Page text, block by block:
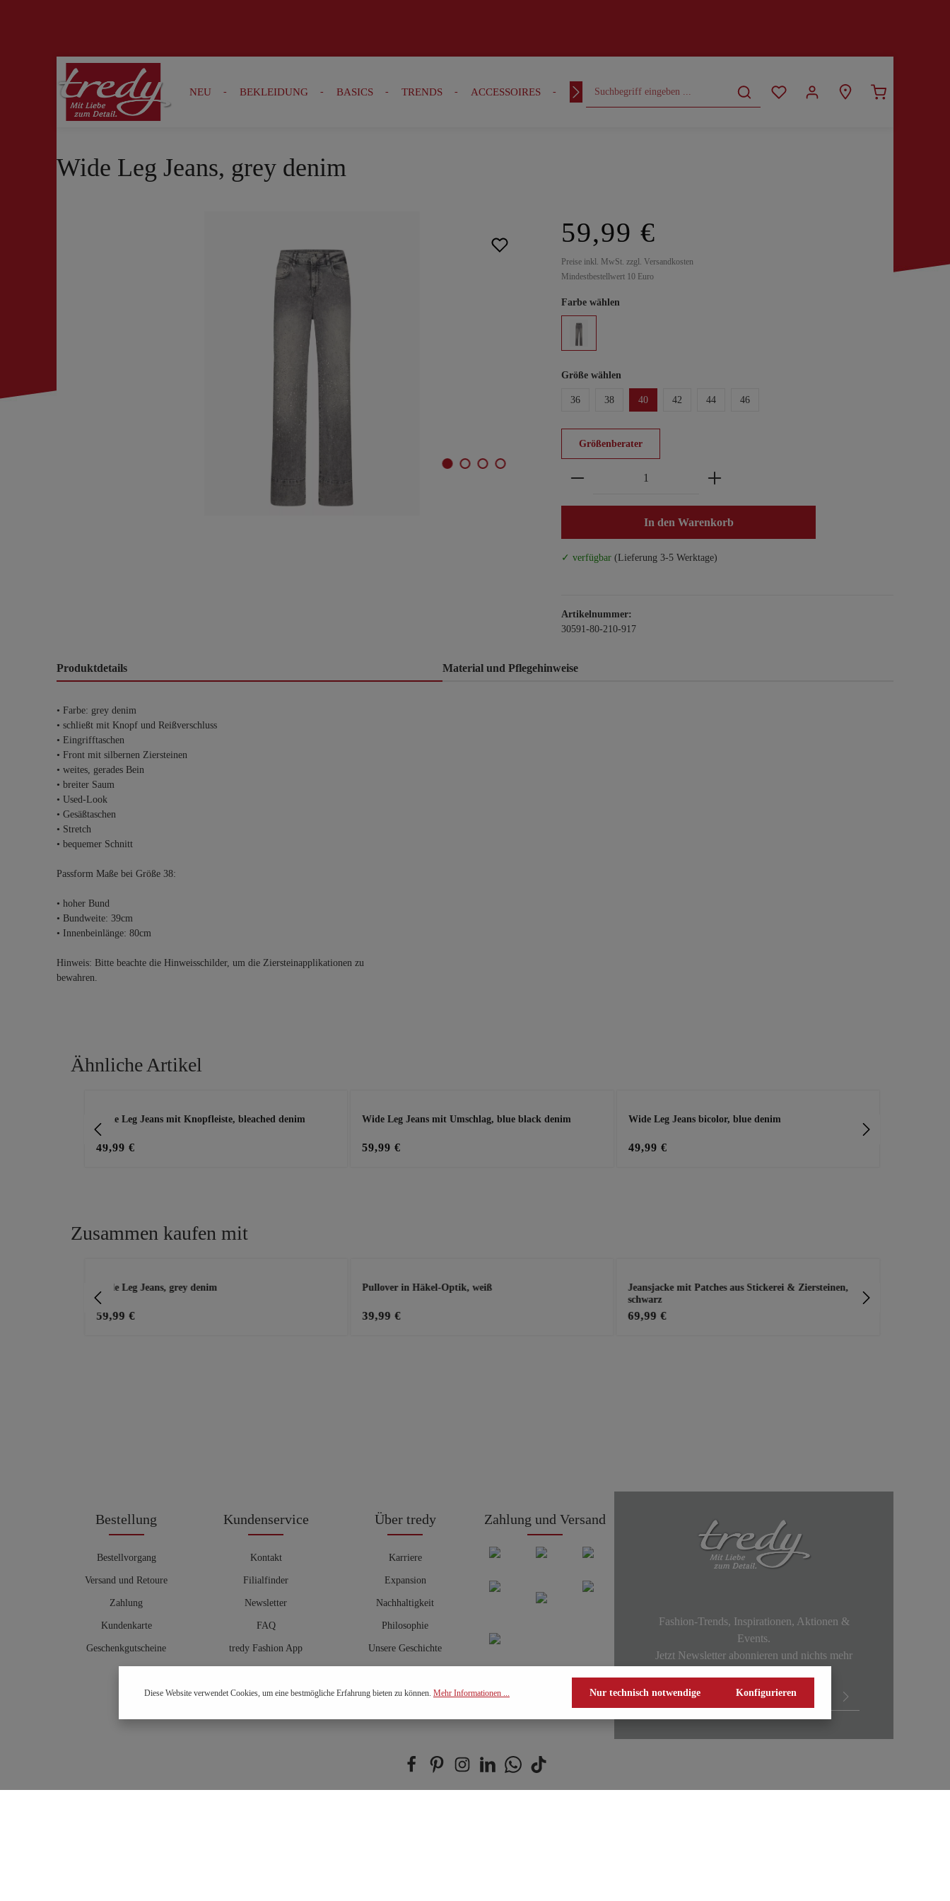
Zur Suche springen Zur Hauptnavigation springen
NEU BEKLEIDUNG BASICS TRENDS ACCESSOIRES OUTFITS CURVY
Wide Leg Jeans, grey denim
59,99 €
Preise inkl. MwSt. zzgl. Versandkosten
Mindestbestellwert 10 Euro
Farbe wählen
Größe wählen
36 38 40 42 44 46
Größenberater
Produkt Anzahl: Gib den gewünschten Wert ein oder
In den Warenkorb
✓ verfügbar (Lieferung 3-5 Werktage)
Artikelnummer:
30591-80-210-917
Produktdetails Material und Pflegehinweise
• Farbe: grey denim
• schließt mit Knopf und Reißverschluss
• Eingrifftaschen
• Front mit silbernen Ziersteinen
• weites, gerades Bein
• breiter Saum
• Used-Look
• Gesäßtaschen
• Stretch
• bequemer Schnitt
Passform Maße bei Größe 38:
• hoher Bund
• Bundweite: 39cm
• Innenbeinlänge: 80cm
Hinweis: Bitte beachte die Hinweisschilder, um die Ziersteinapplikationen zu
bewahren.
Ähnliche Artikel
Wide Leg Jeans mit Knopfleiste, bleached denim
49,99 €
Wide Leg Jeans mit Umschlag, blue black denim
59,99 €
Wide Leg Jeans bicolor, blue denim
49,99 €
Zusammen kaufen mit
Wide Leg Jeans, grey denim
59,99 €
Pullover in Häkel-Optik, weiß
39,99 €
Jeansjacke mit Patches aus Stickerei & Ziersteinen,
schwarz
69,99 €
Bestellung
Bestellvorgang
Versand und Retoure
Zahlung
Kundenkarte
Geschenkgutscheine
Kundenservice
Kontakt
Filialfinder
Newsletter
FAQ
tredy Fashion App
Hosenberater
Über tredy
Karriere
Expansion
Nachhaltigkeit
Philosophie
Unsere Geschichte
Zahlung und Versand
Fashion-Trends, Inspirationen, Aktionen &
Events.
Jetzt Newsletter abonnieren und nichts mehr
Diese Website verwendet Cookies, um eine bestmögliche Erfahrung bieten zu können. Mehr Informationen ... Nur technisch notwendige Konfigurieren